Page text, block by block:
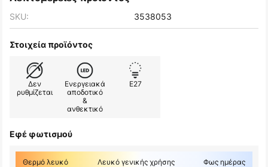
SKU: 3538053
Στοιχεία προϊόντος
Δεν
ρυθμίζεται
Ενεργειακά
αποδοτικό
&
ανθεκτικό
E27
Εφέ φωτισμού
Θερμό λευκό Λευκό γενικής χρήσης Φως ημέρας